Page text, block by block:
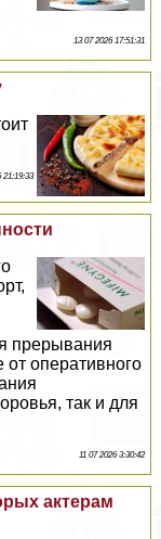
13 07 2026 17:51:31
21:19:33
прерывания
оперативного
так и для
11 07 2026 3:30:42
актерам